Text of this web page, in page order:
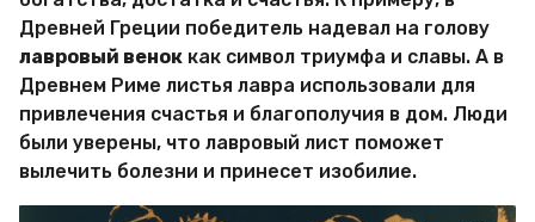
Древней Греции победитель надевал на голову
лавровый венок как символ триумфа и славы. А в
Древнем Риме листья лавра использовали для
привлечения счастья и благополучия в дом. Люди
были уверены, что лавровый лист поможет
вылечить болезни и принесет изобилие.